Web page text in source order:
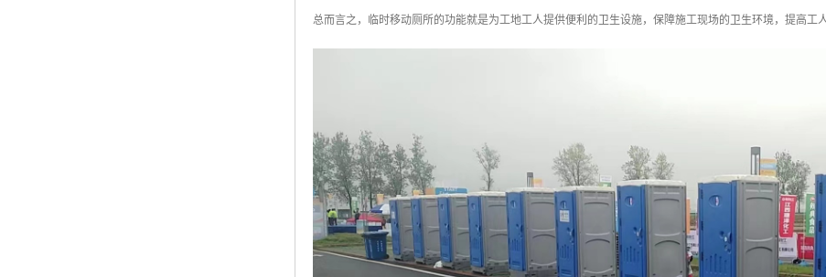
总而言之，临时移动厕所的功能就是为工地工人提供便利的卫生设施，保障施工现场的卫生环境，提高工